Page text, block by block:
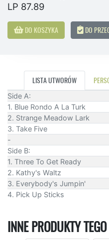
LP 87.89
DO KOSZYKA DO
LISTA UTWORÓW
Side A:
1. Blue Rondo A La Turk
2. Strange Meadow Lark
3. Take Five
-
Side B:
1. Three To Get Ready
2. Kathy's Waltz
3. Everybody's Jumpin'
4. Pick Up Sticks
INNE PRODUKTY